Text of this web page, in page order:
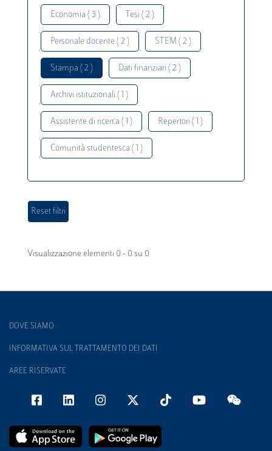
Economia ( 3 ) Tesi ( 2 )
Personale docente ( 2 ) STEM ( 2 )
Stampa ( 2 ) Dati finanziari ( 2 )
Archivi istituzionali ( 1 )
Assistente di ricerca ( 1 ) Repertori ( 1 )
Comunità studentesca ( 1 )
Visualizzazione elementi 0 - 0 su 0
DOVE SIAMO
INFORMATIVA SUL TRATTAMENTO DEI DATI
AREE RISERVATE